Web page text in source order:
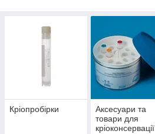
Кріопробірки
Аксесуари та
товари для
кріоконсервації